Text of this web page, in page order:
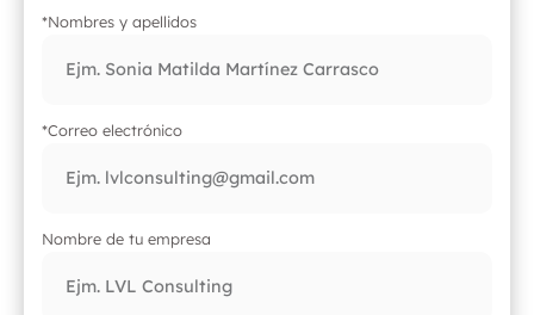
*Nombres y apellidos
*Correo electrónico
Nombre de tu empresa